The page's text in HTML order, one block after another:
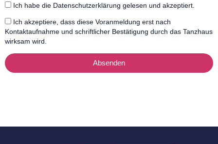
Ich habe die Datenschutzerklärung gelesen und akzeptiert.
Ich akzeptiere, dass diese Voranmeldung erst nach
Kontaktaufnahme und schriftlicher Bestätigung durch das Tanzhaus
wirksam wird.
Absenden